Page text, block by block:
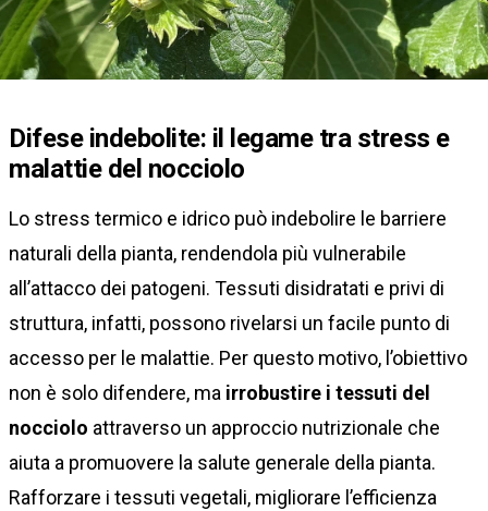
Difese indebolite: il legame tra stress e
malattie del nocciolo
Lo stress termico e idrico può indebolire le barriere
naturali della pianta, rendendola più vulnerabile
all’attacco dei patogeni. Tessuti disidratati e privi di
struttura, infatti, possono rivelarsi un facile punto di
accesso per le malattie. Per questo motivo, l’obiettivo
non è solo difendere, ma irrobustire i tessuti del
nocciolo attraverso un approccio nutrizionale che
aiuta a promuovere la salute generale della pianta.
Rafforzare i tessuti vegetali, migliorare l’efficienza